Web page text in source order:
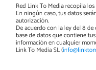
Red Link To Media recopila
En ningún caso, tus datos
autorización.
De acuerdo con la ley del 8 de
base de datos que contiene
información en cualquier
Link To Media SL (